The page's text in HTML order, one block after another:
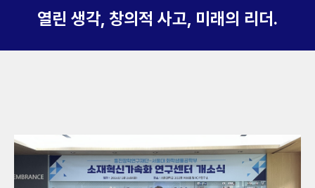
열린 생각, 창의적 사고, 미래의 리더.